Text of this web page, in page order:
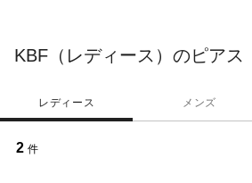
KBF（レディース）のピアス
レディース メンズ
2 件